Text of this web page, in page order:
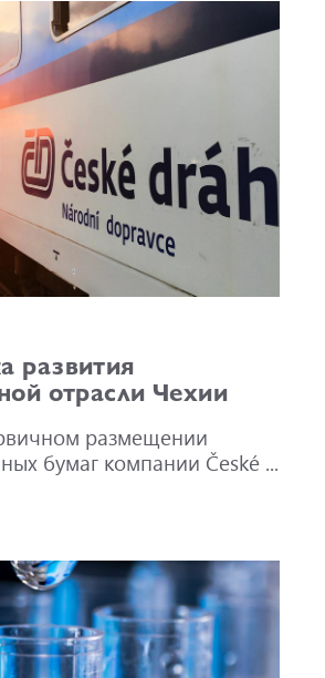
развития
отрасли Чехии
размещении
бумаг компании České ...